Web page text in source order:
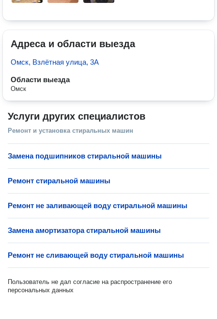
Адреса и области выезда
Омск, Взлётная улица, 3А
Области выезда
Омск
Услуги других специалистов
Ремонт и установка стиральных машин
Замена подшипников стиральной машины
Ремонт стиральной машины
Ремонт не заливающей воду стиральной машины
Замена амортизатора стиральной машины
Ремонт не сливающей воду стиральной машины
Пользователь не дал согласие на распространение его
персональных данных